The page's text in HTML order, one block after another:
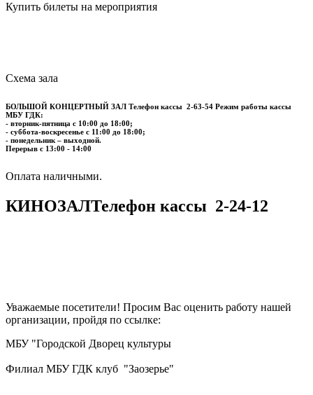
Купить билеты на мероприятия
Схема зала
БОЛЬШОЙ КОНЦЕРТНЫЙ ЗАЛ Телефон кассы 2-63-54 Режим работы кассы
МБУ ГДК:
- вторник-пятница с 10:00 до 18:00;
- суббота-воскресенье с 11:00 до 18:00;
- понедельник – выходной.
Перерыв с 13:00 - 14:00
​​​​​​​Оплата наличными.
КИНОЗАЛТелефон кассы 2-24-12
Уважаемые посетители! Просим Вас оценить работу нашей
организации, пройдя по ссылке:
МБУ "Городской Дворец культуры
Филиал МБУ ГДК клуб "Заозерье"